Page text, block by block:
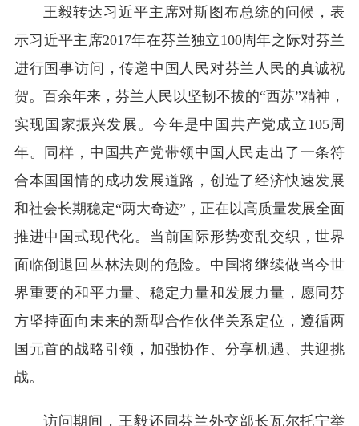
王毅转达习近平主席对斯图布总统的问候，表
示习近平主席2017年在芬兰独立100周年之际对芬兰
进行国事访问，传递中国人民对芬兰人民的真诚祝
贺。百余年来，芬兰人民以坚韧不拔的“西苏”精神，
实现国家振兴发展。今年是中国共产党成立105周
年。同样，中国共产党带领中国人民走出了一条符
合本国国情的成功发展道路，创造了经济快速发展
和社会长期稳定“两大奇迹”，正在以高质量发展全面
推进中国式现代化。当前国际形势变乱交织，世界
面临倒退回丛林法则的危险。中国将继续做当今世
界重要的和平力量、稳定力量和发展力量，愿同芬
方坚持面向未来的新型合作伙伴关系定位，遵循两
国元首的战略引领，加强协作、分享机遇、共迎挑
战。
访问期间，王毅还同芬兰外交部长瓦尔托宁举